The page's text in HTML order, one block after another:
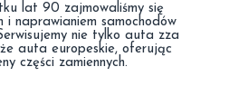
lat 90 zajmowaliśmy się
i naprawianiem samochodów
nie tylko auta zza
auta europeskie, oferując
części zamiennych.